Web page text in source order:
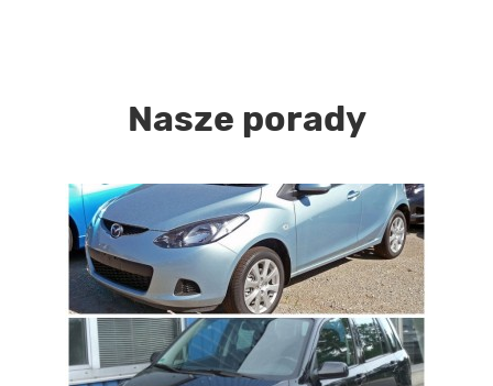
Nasze porady